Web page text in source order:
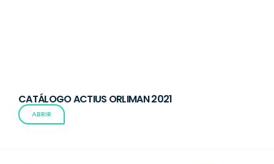
CATÁLOGO ACTIUS ORLIMAN 2021
ABRIR